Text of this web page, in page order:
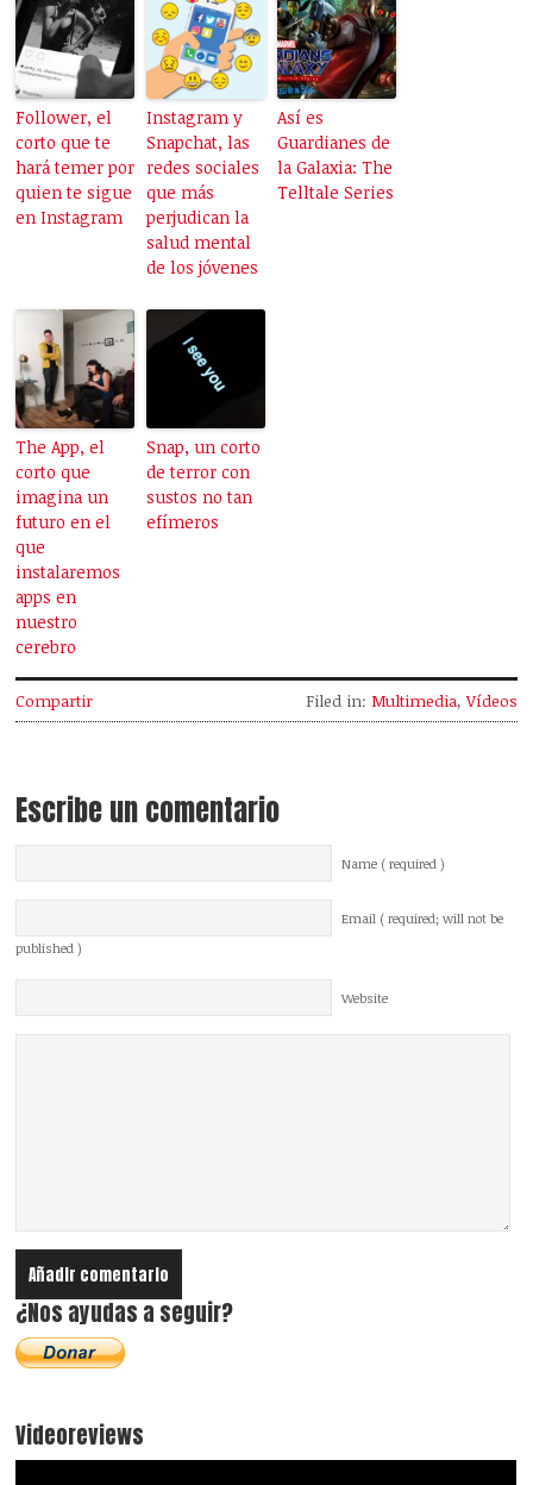
Follower, el
corto que te
hará temer por
quien te sigue
en Instagram
Instagram y
Snapchat, las
redes sociales
que más
perjudican la
salud mental
de los jóvenes
Así es
Guardianes de
la Galaxia: The
Telltale Series
The App, el
corto que
imagina un
futuro en el
que
instalaremos
apps en
nuestro
cerebro
Snap, un corto
de terror con
sustos no tan
efímeros
Compartir Filed in: Multimedia,Vídeos
Escribe un comentario
Name ( required )
Email ( required; will not be
published )
Website
¿Nos ayudas a seguir?
Videoreviews